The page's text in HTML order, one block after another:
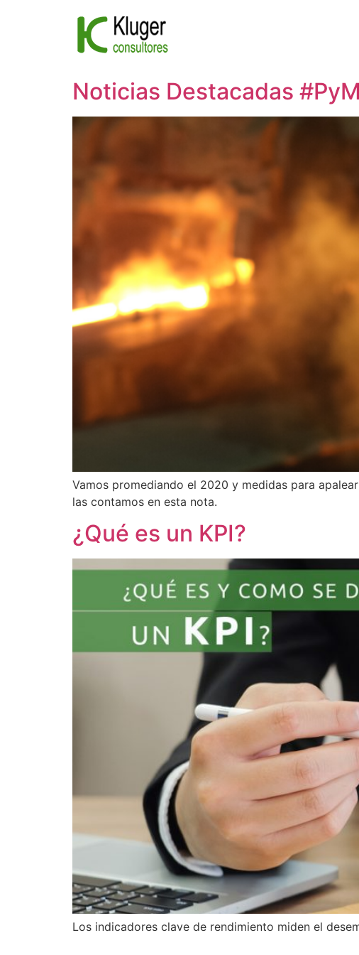
Noticias Destacadas
Vamos promediando el 2020 y medidas para
las contamos en esta nota.
¿Qué es un KPI?
Los indicadores clave de rendimiento miden el